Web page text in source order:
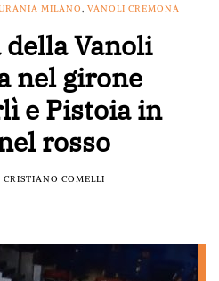
MILANO, VANOLI CREMONA
Vanoli
nel girone
e Pistoia in
rosso
CRISTIANO COMELLI